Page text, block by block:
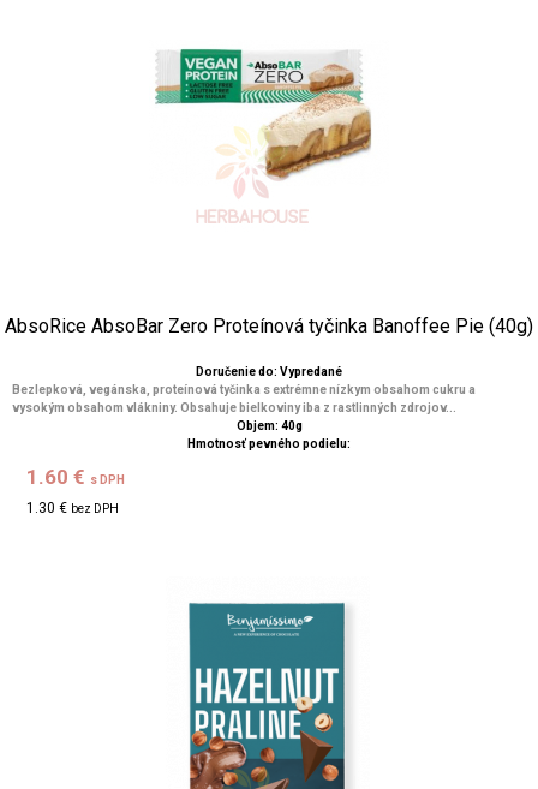
AbsoRice AbsoBar Zero Proteínová tyčinka Banoffee Pie (40g)
Doručenie do: Vypredané
Bezlepková, vegánska, proteínová tyčinka s extrémne nízkym obsahom cukru a
vysokým obsahom vlákniny. Obsahuje bielkoviny iba z rastlinných zdrojov...
Objem: 40g
Hmotnosť pevného podielu:
1.60 € s DPH
1.30 € bez DPH